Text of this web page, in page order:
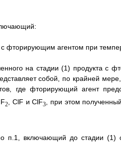
фторирующим агентом при
на стадии (1) продукта с
собой, по крайней
где фторирующий агент
2 , ClF и ClF3
, при этом
п.1, включающий до стадии (1)